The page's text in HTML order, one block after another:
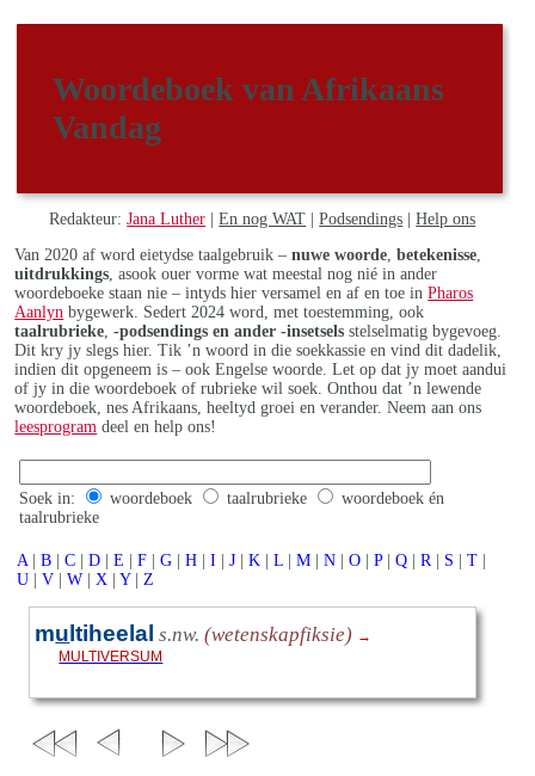
Woordeboek van Afrikaans
Vandag
Redakteur:Jana Luther |En nog WAT |Podsendings |Help ons
Van 2020 af word eietydse taalgebruik –nuwe woorde ,betekenisse
uitdrukkings , asook ouer vorme wat meestal nog nié in ander
woordeboeke staan nie – intyds hier versamel en af en toe inPharos
Aanlyn bygewerk. Sedert 2024 word, met toestemming, ook
taalrubrieke ,-podsendings en ander -insetsels stelselmatig bygevoeg.
Dit kry jy slegs hier. Tik ’n woord in die soekkassie en vind dit dadelik,
indien dit opgeneem is – ook Engelse woorde. Let op dat jy moet aandui
of jy in die woordeboek of rubrieke wil soek. Onthou dat ’n lewende
woordeboek, nes Afrikaans, heeltyd groei en verander. Neem aan ons
leesprogram deel en help ons!
Soek in: woordeboek taalrubrieke
woordeboek én
taalrubrieke
A | B | C | D | E | F | G | H | I | J | K | L | M | N | O | P | Q | R | S | T |
U | V | W | X | Y | Z
multiheelal s.nw. (wetenskapfiksie) →
MULTIVERSUM